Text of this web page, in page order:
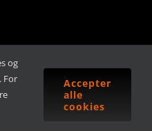
| Webbproduktion: Base
og
For
Accepter
alle
cookies